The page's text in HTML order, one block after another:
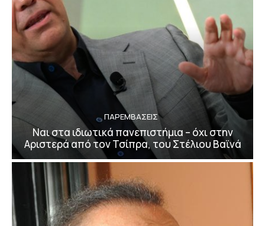
ΠΑΡΕΜΒΑΣΕΙΣ
Ναι στα ιδιωτικά πανεπιστήμια – όχι στην
Αριστερά από τον Τσίπρα, του Στέλιου Βαϊνά